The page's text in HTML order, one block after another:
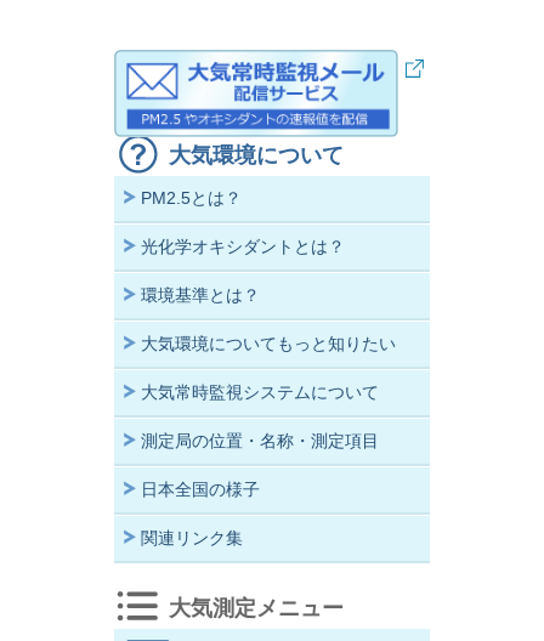
大気環境について
PM2.5とは？
光化学オキシダントとは？
環境基準とは？
大気環境についてもっと知りたい
大気常時監視システムについて
測定局の位置・名称・測定項目
日本全国の様子
関連リンク集
大気測定メニュー